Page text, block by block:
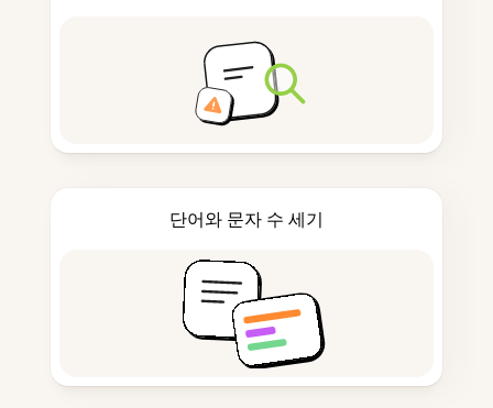
단어와 문자 수 세기